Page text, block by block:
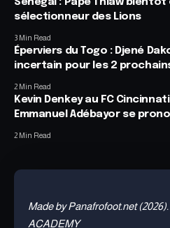
Sénégal : Pape Thiaw
sélectionneur des Lions
3 Min Read
Éperviers du Togo : Djené
incertain pour les 2
2 Min Read
Kevin Denkey au FC Cincinnati
Emmanuel Adébayor se
2 Min Read
Made by Panafrofoot.net
ACADEMY